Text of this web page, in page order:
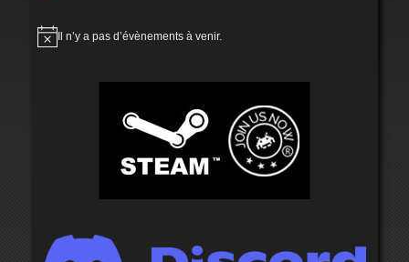
Notice
Il n’y a pas d’évènements à venir.